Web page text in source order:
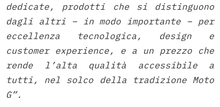
dedicate, prodotti che si distinguono
dagli altri – in modo importante – per
eccellenza tecnologica, design e
customer experience, e a un prezzo che
rende l’alta qualità accessibile a
tutti, nel solco della tradizione Moto
G”.